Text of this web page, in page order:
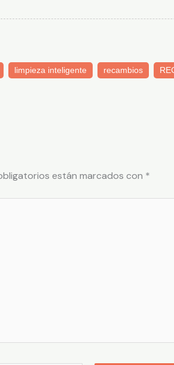
limpieza inteligente recambios
están marcados con *